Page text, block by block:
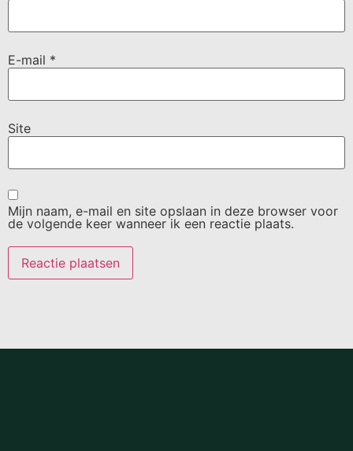
E-mail *
Site
Mijn naam, e-mail en site opslaan in deze browser voor
de volgende keer wanneer ik een reactie plaats.